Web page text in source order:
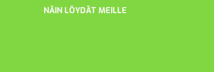
NÄIN LÖYDÄT MEILLE